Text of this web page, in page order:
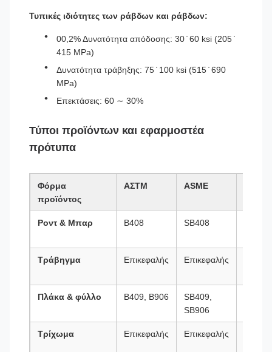
Τυπικές ιδιότητες των ράβδων και ράβδων:
00,2% Δυνατότητα απόδοσης: 30 ̇ 60 ksi (205 ̇
415 MPa)
Δυνατότητα τράβηξης: 75 ̇ 100 ksi (515 ̇ 690
MPa)
Επεκτάσεις: 60 ∼ 30%
Τύποι προϊόντων και εφαρμοστέα
πρότυπα
Φόρμα
προϊόντος
ΑΣΤΜ ASME
Ροντ & Μπαρ Β408 SB408
Τράβηγμα Επικεφαλής Επικεφαλής
Πλάκα & φύλλο Β409, Β906
SB409,
SB906
Τρίχωμα Επικεφαλής Επικεφαλής